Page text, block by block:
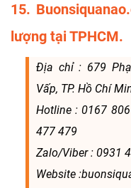
15.
lượng tại TPHCM.
Địa chỉ : 679
Vấp, TP. Hồ Chí
Hotline : 0167
477 479
Zalo/Viber : 0931
Website